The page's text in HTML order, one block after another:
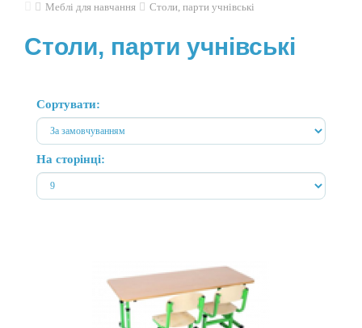
Меблі для навчання Столи, парти учнівські
Столи, парти учнівські
Сортувати:
На сторінці: